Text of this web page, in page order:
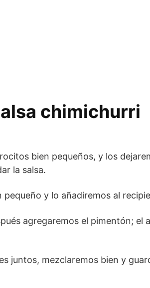
chimichurri
bien pequeños, y los
la salsa.
y lo añadiremos al
agregaremos el pimentón; el
juntos, mezclaremos bien y